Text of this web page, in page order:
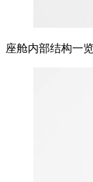
座舱内部结构一